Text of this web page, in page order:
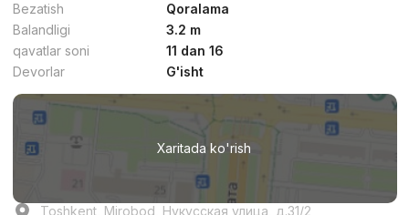
Bezatish
Qoralama
Balandligi
3.2 m
qavatlar soni
11 dan 16
Devorlar
G'isht
Xaritada ko'rish
Toshkent, Mirobod, Нукусская улица, д.31/2